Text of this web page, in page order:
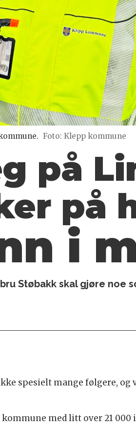
Foto: Klepp kommune
på
på
i
Støbakk skal gjøre noe
spesielt mange følgere,
med litt over 21 000